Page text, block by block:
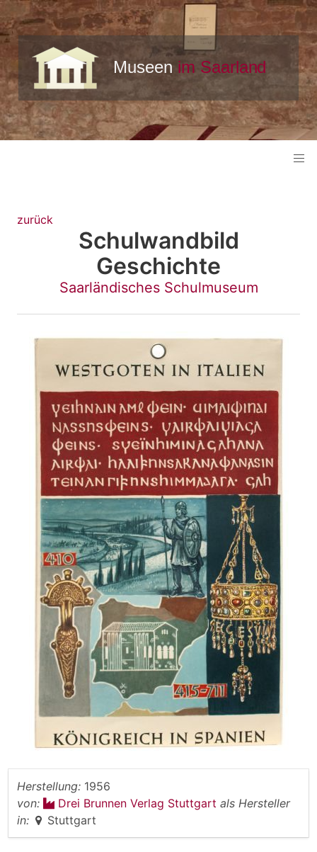
zurück
Schulwandbild
Geschichte
Saarländisches Schulmuseum
Herstellung: 1956
von:
Drei Brunnen Verlag Stuttgart als Hersteller
in:
Stuttgart